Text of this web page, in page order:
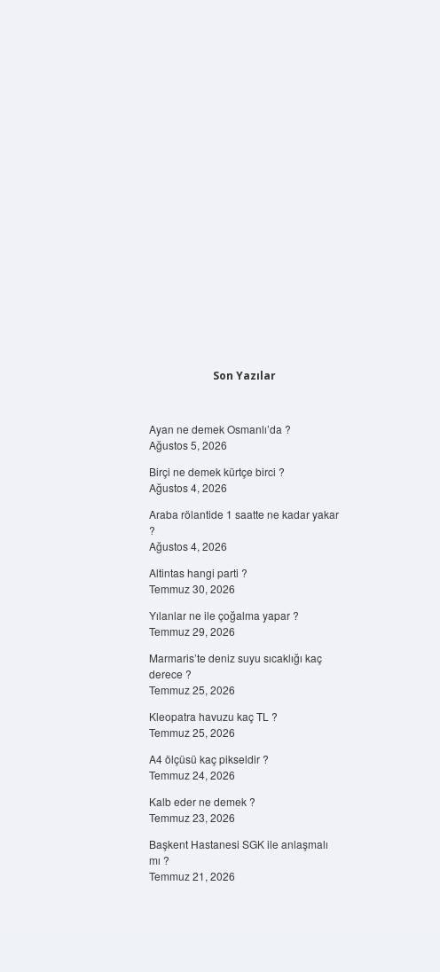
Son Yazılar
Ayan ne demek Osmanlı’da ?
Ağustos 5, 2026
Birçi ne demek kürtçe birci ?
Ağustos 4, 2026
Araba rölantide 1 saatte ne kadar yakar
?
Ağustos 4, 2026
Altintas hangi parti ?
Temmuz 30, 2026
Yılanlar ne ile çoğalma yapar ?
Temmuz 29, 2026
Marmaris’te deniz suyu sıcaklığı kaç
derece ?
Temmuz 25, 2026
Kleopatra havuzu kaç TL ?
Temmuz 25, 2026
A4 ölçüsü kaç pikseldir ?
Temmuz 24, 2026
Kalb eder ne demek ?
Temmuz 23, 2026
Başkent Hastanesi SGK ile anlaşmalı
mı ?
Temmuz 21, 2026